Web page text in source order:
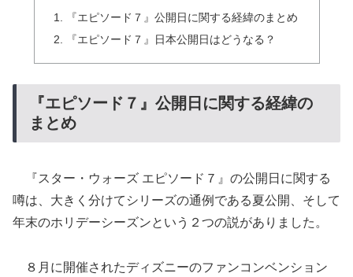
『エピソード７』公開日に関する経緯のまとめ
『エピソード７』日本公開日はどうなる？
『エピソード７』公開日に関する経緯の
まとめ
『スター・ウォーズ エピソード７』の公開日に関する
噂は、大きく分けてシリーズの通例である夏公開、そして
年末のホリデーシーズンという２つの説がありました。
８月に開催されたディズニーのファンコンベンション